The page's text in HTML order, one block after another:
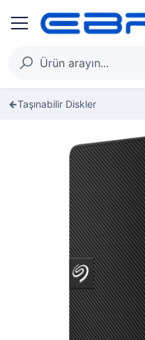
Taşınabilir Diskler